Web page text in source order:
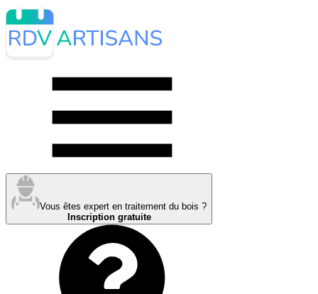
Vous êtes expert en traitement du bois ?
Inscription gratuite